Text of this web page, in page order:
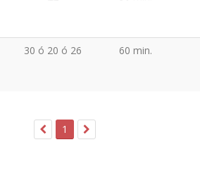
30 ó 20 ó 26 60 min.
1